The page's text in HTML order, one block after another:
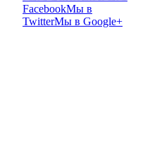
FacebookМы в
TwitterМы в Google+